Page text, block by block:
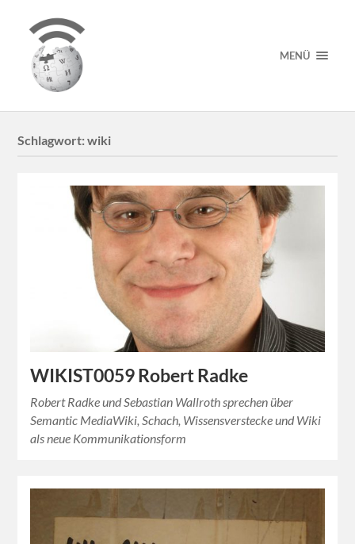
MENÜ
Schlagwort:wiki
WIKIST0059 Robert Radke
Robert Radke und Sebastian Wallroth sprechen über
Semantic MediaWiki, Schach, Wissensverstecke und Wiki
als neue Kommunikationsform